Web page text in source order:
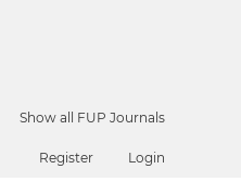
Show all FUP Journals
Register Login